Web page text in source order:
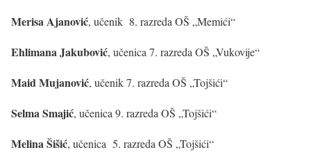
Merisa Ajanović, učenik 8. razreda OŠ „Memići“
Ehlimana Jakubović, učenica 7. razreda OŠ „Vukovije“
Maid Mujanović, učenik 7. razreda OŠ „Tojšići“
Selma Smajić, učenica 9. razreda OŠ „Tojšići“
Melina Šišić, učenica 5. razreda OŠ „Tojšići“